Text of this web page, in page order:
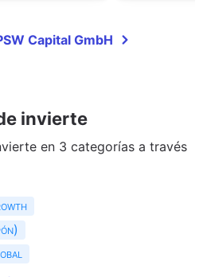
Capital GmbH
invierte
en 3 categorías a través